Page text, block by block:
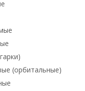
(орбитальные)